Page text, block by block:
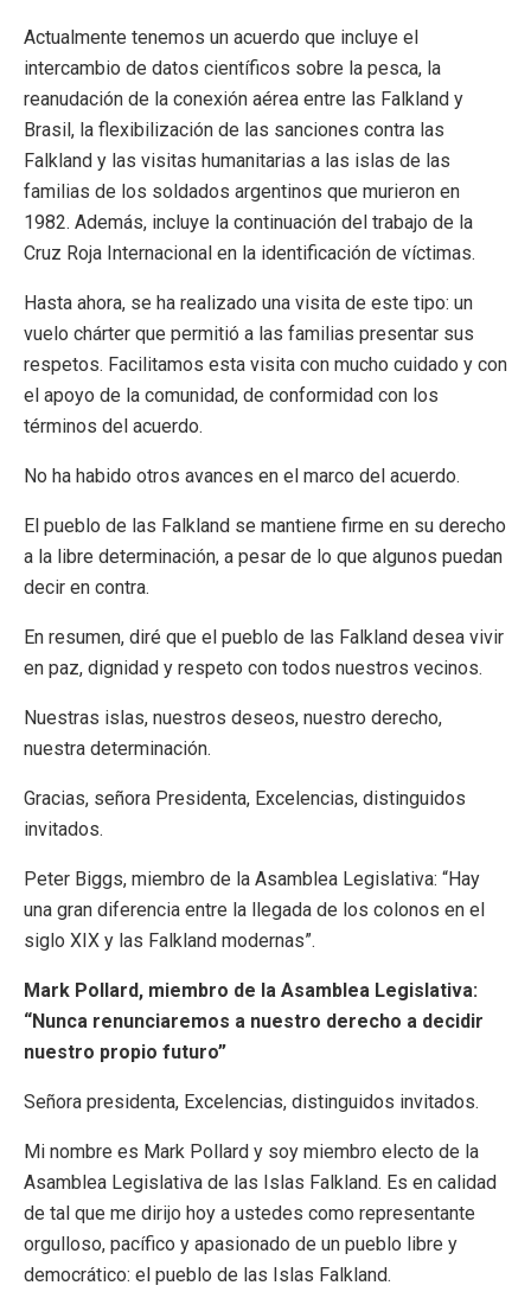
Actualmente tenemos un acuerdo que incluye el
intercambio de datos científicos sobre la pesca, la
reanudación de la conexión aérea entre las Falkland y
Brasil, la flexibilización de las sanciones contra las
Falkland y las visitas humanitarias a las islas de las
familias de los soldados argentinos que murieron en
1982. Además, incluye la continuación del trabajo de la
Cruz Roja Internacional en la identificación de víctimas.
Hasta ahora, se ha realizado una visita de este tipo: un
vuelo chárter que permitió a las familias presentar sus
respetos. Facilitamos esta visita con mucho cuidado y con
el apoyo de la comunidad, de conformidad con los
términos del acuerdo.
No ha habido otros avances en el marco del acuerdo.
El pueblo de las Falkland se mantiene firme en su derecho
a la libre determinación, a pesar de lo que algunos puedan
decir en contra.
En resumen, diré que el pueblo de las Falkland desea vivir
en paz, dignidad y respeto con todos nuestros vecinos.
Nuestras islas, nuestros deseos, nuestro derecho,
nuestra determinación.
Gracias, señora Presidenta, Excelencias, distinguidos
invitados.
Peter Biggs, miembro de la Asamblea Legislativa: “Hay
una gran diferencia entre la llegada de los colonos en el
siglo XIX y las Falkland modernas”.
Mark Pollard, miembro de la Asamblea Legislativa:
“Nunca renunciaremos a nuestro derecho a decidir
nuestro propio futuro”
Señora presidenta, Excelencias, distinguidos invitados.
Mi nombre es Mark Pollard y soy miembro electo de la
Asamblea Legislativa de las Islas Falkland. Es en calidad
de tal que me dirijo hoy a ustedes como representante
orgulloso, pacífico y apasionado de un pueblo libre y
democrático: el pueblo de las Islas Falkland.